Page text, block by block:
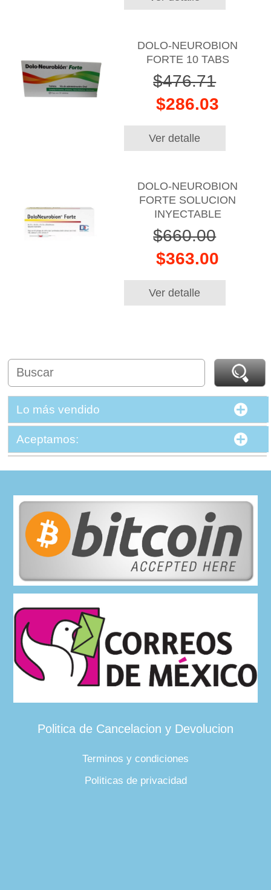
DOLO-NEUROBION
FORTE 10 TABS
$476.71
$286.03
Ver detalle
DOLO-NEUROBION
FORTE SOLUCION
INYECTABLE
$660.00
$363.00
Ver detalle
Lo más vendido
Aceptamos:
Politica de Cancelacion y Devolucion
Terminos y condiciones
Politicas de privacidad